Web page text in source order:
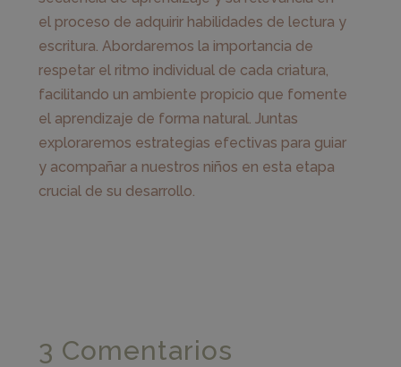
el proceso de adquirir habilidades de lectura y
escritura. Abordaremos la importancia de
respetar el ritmo individual de cada criatura,
facilitando un ambiente propicio que fomente
el aprendizaje de forma natural. Juntas
exploraremos estrategias efectivas para guiar
y acompañar a nuestros niños en esta etapa
crucial de su desarrollo.
3 Comentarios